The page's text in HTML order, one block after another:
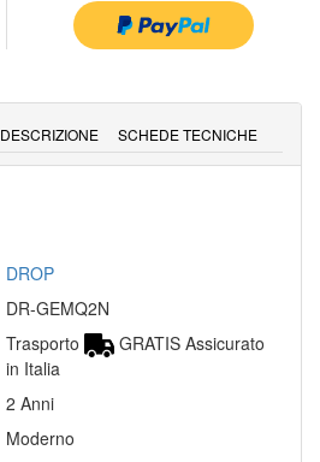
DESCRIZIONE SCHEDE TECNICHE
DROP
DR-GEMQ2N
Trasporto
GRATIS Assicurato
in Italia
2 Anni
Moderno